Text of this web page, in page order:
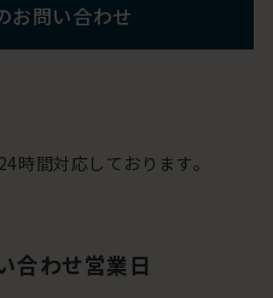
お問い合わせ
間対応しております。
合わせ営業日